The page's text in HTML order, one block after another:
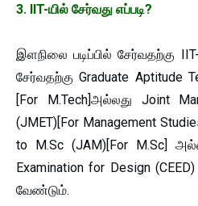
3. IIT-யில் சேர்வது எப்படி?
இளநிலை படிப்பில் சேர்வதற்கு
சேர்வதற்கு Graduate Aptitude
[For M.Tech]அல்லது Joint
(JMET)[For Management
to M.Sc (JAM)[For M.Sc]
Examination for Design
வேண்டும்.